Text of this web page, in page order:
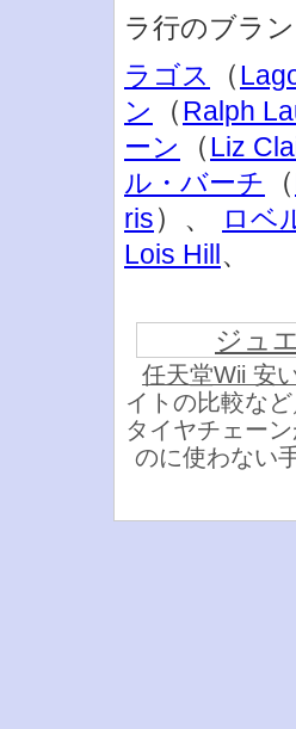
ラ行のブラ
ラゴス
（
ン
（Ralph
ーン
（Liz
ル・バーチ
（
ris）、 ロベ
Lois Hill
ジュ
任天堂Wii 安
イトの比較など
タイヤチェー
のに使わない